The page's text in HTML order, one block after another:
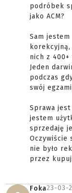
podróbek
jako ACM?
Sam jestem
nich z
Jeden
podczas
swój
Sprawa
jestem
sprzedaję
Oczywiście
nie było
przez
Foka23-03-